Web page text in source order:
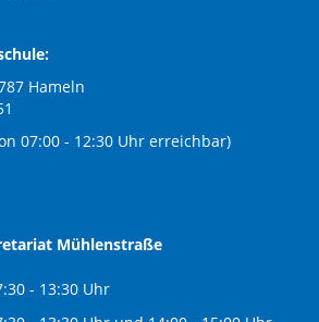
Hameln
07:00 - 12:30 Uhr erreichbar)
Mühlenstraße
- 13:30 Uhr